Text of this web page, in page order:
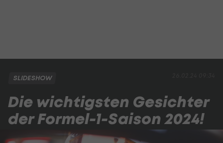
SLIDESHOW
Die wichtigsten Gesichter
der Formel-1-Saison 2024!